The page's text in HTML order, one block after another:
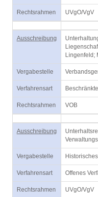
Rechtsrahmen UVgO/VgV
Ausschreibung
Lingenfeld;
Vergabestelle
Verfahrensart
Rechtsrahmen VOB
Ausschreibung
Vergabestelle
Verfahrensart Offenes
Rechtsrahmen UVgO/VgV